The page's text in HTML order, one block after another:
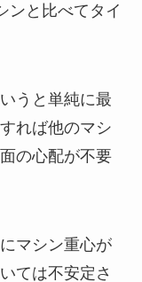
ンと比べてタイ
うと単純に最
れば他のマシ
の心配が不要
マシン重心が
ては不安定さ